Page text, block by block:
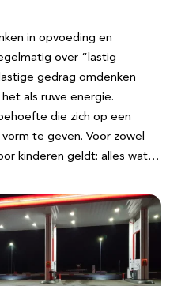
in opvoeding en
over “lastig
gedrag omdenken
als ruwe energie.
die zich op een
te geven. Voor zowel
kinderen geldt: alles wat…